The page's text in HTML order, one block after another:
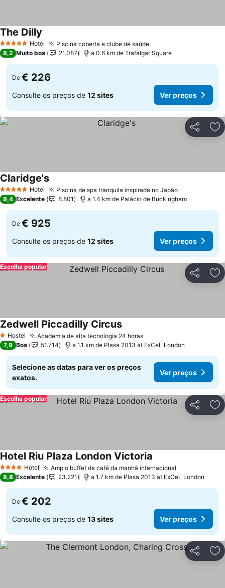
5 Estrelas Hotel Piscina coberta e clube de saúde
The Dilly
8,2 Muito boa 21.087 a 0.6 km de Trafalgar Square
De € 226
Consulte os preços de 12 sites Ver preços
Partilhar
5 Estrelas Hotel Piscina de spa tranquila inspirada no Japão
Claridge's
9,4 Excelente 8.801 a 1.4 km de Palácio de Buckingham
De € 925
Consulte os preços de 12 sites Ver preços
Partilhar
Escolha popular
1 Estrelas
Hostel Academia de alta tecnologia 24 horas
Zedwell Piccadilly Circus
7,9 Boa 51.714 a 1.1 km de Plasa 2013 at ExCeL London
Selecione as datas para ver os preços
exatos.
Ver preços
Partilhar
Escolha popular
4 EstrelasHotel Amplo buffet de café da manhã internacional
Hotel Riu Plaza London Victoria
8,8 Excelente 23.221 a 1.7 km de Plasa 2013 at ExCeL London
De € 202
Consulte os preços de 13 sites Ver preços
Partilhar